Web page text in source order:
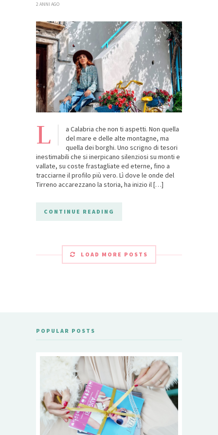
2 ANNI AGO
L
a Calabria che non ti aspetti. Non quella
del mare e delle alte montagne, ma
quella dei borghi. Uno scrigno di tesori
inestimabili che si inerpicano silenziosi su monti e
vallate, su coste frastagliate ed eterne, fino a
tracciarne il profilo più vero. Lì dove le onde del
Tirreno accarezzano la storia, ha inizio il […]
CONTINUE READING
LOAD MORE POSTS
POPULAR POSTS